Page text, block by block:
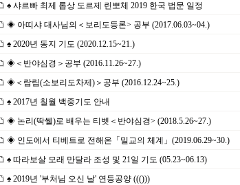
♠ 샤르빠 최제 롭상 도르제 린뽀체 2019 한국 법문 일정
◈ 아띠샤 대사님의＜보리도등론> 공부 (2017.06.03~04.)
♠ 2020년 동지 기도 (2020.12.15~21.)
◈＜반야심경＞공부 (2016.11.26~27.)
◈＜람림(소보리도차제)＞공부 (2016.12.24~25.)
♠ 2017년 칠월 백중기도 안내
◈ 논리(딱쎌)로 배우는 티벳＜반야심경> (2018.5.26~27.)
◈ 인도에서 티베트로 전해온「밀교의 체계」(2019.06.29~30.)
♠ 따라보살 모래 만달라 조성 및 21일 기도 (05.23~06.13)
♠ 2019년 '부처님 오신 날' 연등공양 ((()))